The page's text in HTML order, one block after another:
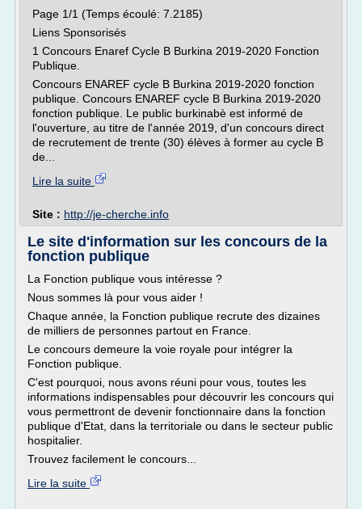
Page 1/1 (Temps écoulé: 7.2185)
Liens Sponsorisés
1 Concours Enaref Cycle B Burkina 2019-2020 Fonction
Publique.
Concours ENAREF cycle B Burkina 2019-2020 fonction
publique. Concours ENAREF cycle B Burkina 2019-2020
fonction publique. Le public burkinabè est informé de
l'ouverture, au titre de l'année 2019, d'un concours direct
de recrutement de trente (30) élèves à former au cycle B
de...
Lire la suite
Site : http://je-cherche.info
Le site d'information sur les concours de la
fonction publique
La Fonction publique vous intéresse ?
Nous sommes là pour vous aider !
Chaque année, la Fonction publique recrute des dizaines
de milliers de personnes partout en France.
Le concours demeure la voie royale pour intégrer la
Fonction publique.
C'est pourquoi, nous avons réuni pour vous, toutes les
informations indispensables pour découvrir les concours qui
vous permettront de devenir fonctionnaire dans la fonction
publique d'Etat, dans la territoriale ou dans le secteur public
hospitalier.
Trouvez facilement le concours...
Lire la suite